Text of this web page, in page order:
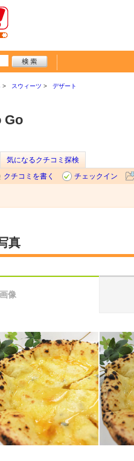
スウィーツ デザート
Go
気になるクチコミ探検
クチコミを書く
チェックイン
真
像